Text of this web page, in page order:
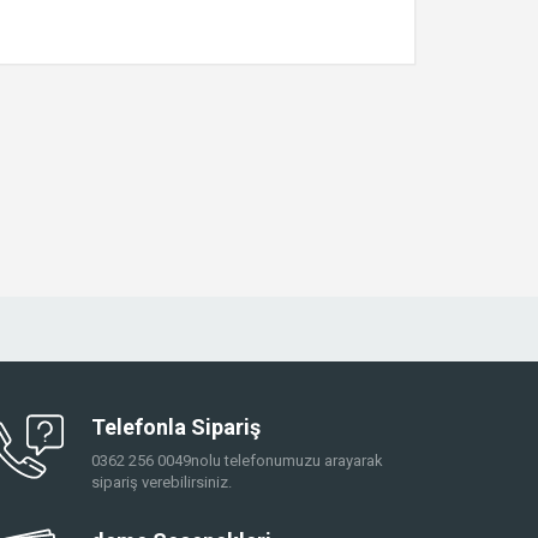
Telefonla Sipariş
0362 256 0049nolu telefonumuzu arayarak
sipariş verebilirsiniz.